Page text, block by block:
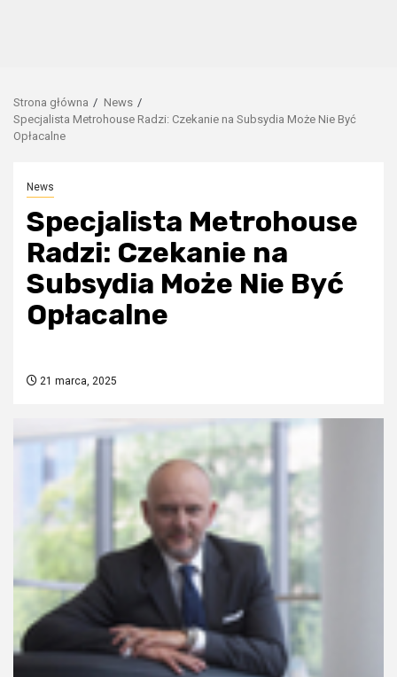
Strona główna
News
Specjalista Metrohouse Radzi: Czekanie na Subsydia Może Nie Być
Opłacalne
News
Specjalista Metrohouse
Radzi: Czekanie na
Subsydia Może Nie Być
Opłacalne
21 marca, 2025